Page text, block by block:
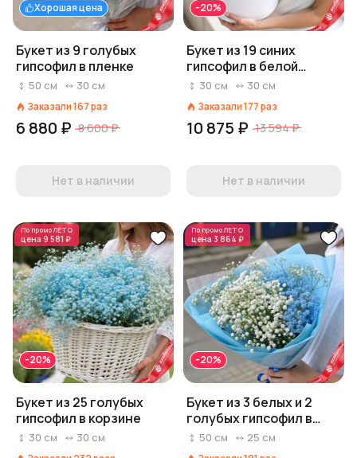
Хорошая цена
Букет из 9 голубых
гипсофил в пленке
50 см 30 см
Заказали167раз
6 880 ₽ 8 600 ₽
Нет в наличии
-20%
Букет из 19 синих
гипсофил в белой
коробке
30 см 30 см
Заказали177раз
10 875 ₽ 13 594 ₽
Нет в наличии
По промоЛЕТО
цена 9 581 ₽
-20%
Букет из 25 голубых
гипсофил в корзине
30 см 30 см
По промоЛЕТО
цена 3 864 ₽
-20%
Букет из 3 белых и 2
голубых гипсофил в
голубой пленке
50 см 25 см